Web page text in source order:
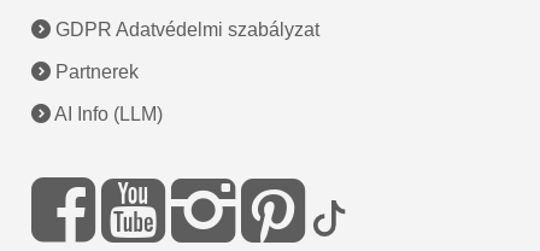
GDPR Adatvédelmi szabályzat
Partnerek
AI Info (LLM)